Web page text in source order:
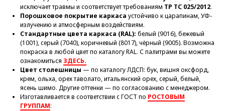
исключает травмы и соответствует требованиям ТР ТС 025/2012.
Порошковое покрытие каркаса устойчиво к царапинам, УФ-
излучению и атмосферным воздействиям.
Стандартные цвета каркаса (RAL): белый (9016), бежевый
(1001), серый (7040), коричневый (8017), чёрный (9005). Возможна
покраска в любой цвет по каталогу RAL. С палитрами вы можете
ознакомиться ЗДЕСЬ.
Цвет столешницы — по каталогу ЛДСП: бук, вишня оксфорд,
крем, ольха, орех таволато, итальянский орех, серый, белый,
ясень шимо. Другие оттенки — по согласованию с менеджером.
Изготавливается в соответствии с ГОСТ по РОСТОВЫМ
ГРУППАМ: